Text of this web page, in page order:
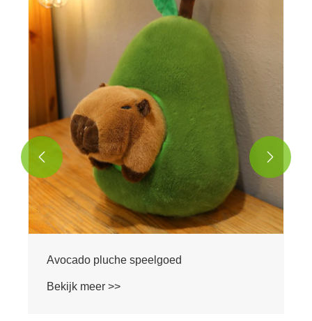
Basketbal mascotte pluche speelgoed
 